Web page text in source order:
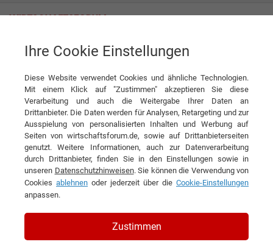
share GmbH
KONTAKT
share GmbH
Ihre Cookie Einstellungen
Diese Website verwendet Cookies und ähnliche Technologien.
Mit einem Klick auf "Zustimmen" akzeptieren Sie diese
Verarbeitung und auch die Weitergabe Ihrer Daten an
Drittanbieter. Die Daten werden für Analysen, Retargeting und zur
Ausspielung von personalisierten Inhalten und Werbung auf
Seiten von wirtschaftsforum.de, sowie auf Drittanbieterseiten
genutzt. Weitere Informationen, auch zur Datenverarbeitung
durch Drittanbieter, finden Sie in den Einstellungen sowie in
unseren Datenschutzhinweisen. Sie können die Verwendung von
Cookies ablehnen oder jederzeit über die Cookie-Einstellungen
anpassen.
Zustimmen